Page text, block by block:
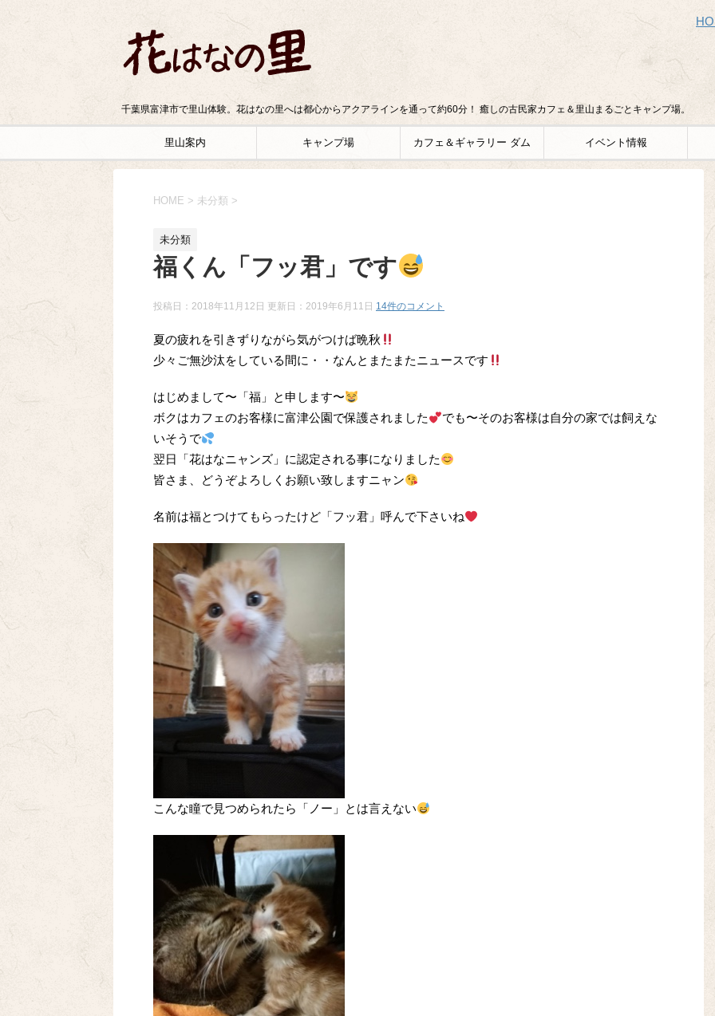
千葉県富津市で里山体験。花はなの里へは都心からアクアラインを通って約60分！ 癒しの古民家カフェ＆里山まるごとキャンプ場。
里山案内 キャンプ場 カフェ＆ギャラリー ダム イベント情報
HOME > 未分類 >
未分類
福くん「フッ君」です
投稿日：2018年11月12日 更新日： 2019年6月11日 14件のコメント
夏の疲れを引きずりながら気がつけば晩秋
少々ご無沙汰をしている間に・・なんとまたまたニュースです
はじめまして〜「福」と申します〜
ボクはカフェのお客様に富津公園で保護されました
でも〜そのお客様は自分の家では飼えな
いそうで
翌日「花はなニャンズ」に認定される事になりました
皆さま、どうぞよろしくお願い致しますニャン
名前は福とつけてもらったけど「フッ君」呼んで下さいね
こんな瞳で見つめられたら「ノー」とは言えない